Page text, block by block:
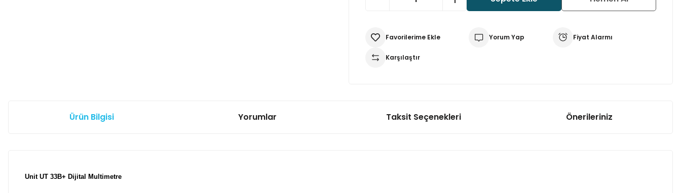
Yorum Yap Fiyat Alarmı
Karşılaştır
Ürün Bilgisi Yorumlar Taksit Seçenekleri Önerileriniz
Unit UT 33B+ Dijital Multimetre